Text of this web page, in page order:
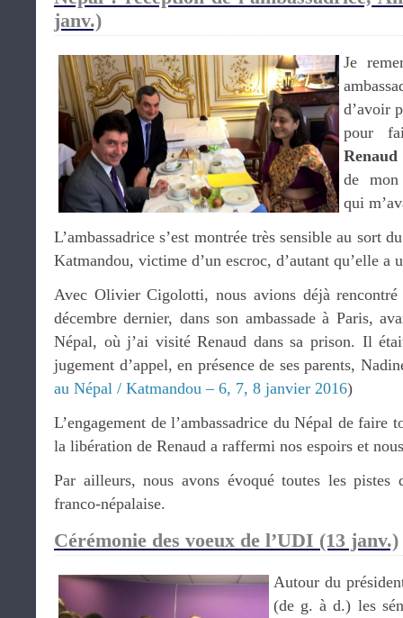
janv.)
Je
d’avoir
pour
de
qui
L’ambassadrice s’est montrée très sensible au sort
Katmandou, victime d’un escroc, d’autant qu’elle a
Avec Olivier Cigolotti, nous avions déjà
décembre dernier, dans son ambassade à Paris,
Népal, où j’ai visité Renaud dans sa prison. Il
jugement d’appel, en présence de ses parents,
au Népal / Katmandou – 6, 7, 8 janvier 2016)
L’engagement de l’ambassadrice du Népal de faire
la libération de Renaud a raffermi nos espoirs et
Par ailleurs, nous avons évoqué toutes les pistes
franco-népalaise.
Cérémonie des voeux de l’UDI (13 janv.)
Autour du
(de g. à d.) les